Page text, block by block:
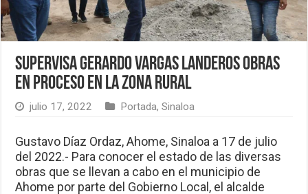
Supervisa Gerardo Vargas Landeros obras
en proceso en la zona rural
julio 17, 2022 Portada,Sinaloa
Gustavo Díaz Ordaz, Ahome, Sinaloa a 17 de julio
del 2022.- Para conocer el estado de las diversas
obras que se llevan a cabo en el municipio de
Ahome por parte del Gobierno Local, el alcalde